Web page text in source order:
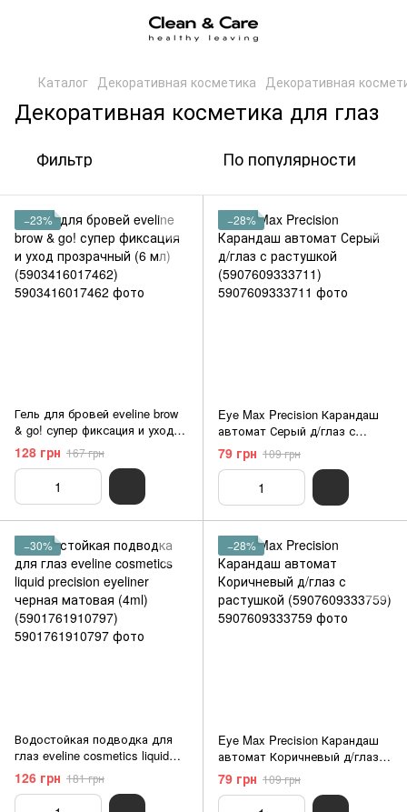
Каталог Декоративная косметика Декоративная
Декоративная косметика для глаз
Фильтр По популярности
−23%
Гель для бровей eveline brow
& go! супер фиксация и уход
прозрачный (6 мл)
(5903416017462)
128 грн 167 грн
−28%
Eye Max Precision Карандаш
автомат Серый д/глаз с
растушкой (5907609333711)
79 грн 109 грн
−30%
Водостойкая подводка для
глаз eveline cosmetics liquid
precision eyeliner черная
матовая (4ml) (5901761910797)
126 грн 181 грн
−28%
Eye Max Precision Карандаш
автомат Коричневый д/глаз с
растушкой (5907609333759)
79 грн 109 грн